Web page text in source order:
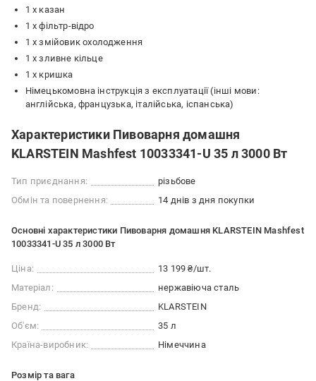
1 х казан
1 х фільтр-відро
1 х змійовик охолодження
1 х зливне кільце
1 х кришка
Німецькомовна інструкція з експлуатації (інші мови:
англійська, французька, італійська, іспанська)
Характеристики Пивоварня домашня
KLARSTEIN Mashfest 10033341-U 35 л 3000 Вт
Тип приєднання:
різьбове
Обмін та повернення:
14 днів з дня покупки
Основні характеристики Пивоварня домашня KLARSTEIN Mashfest
10033341-U 35 л 3000 Вт
Ціна:
13 199 ₴/шт.
Матеріал:
нержавіюча сталь
Бренд:
KLARSTEIN
Об'єм:
35 л
Країна-виробник:
Німеччина
Розмір та вага